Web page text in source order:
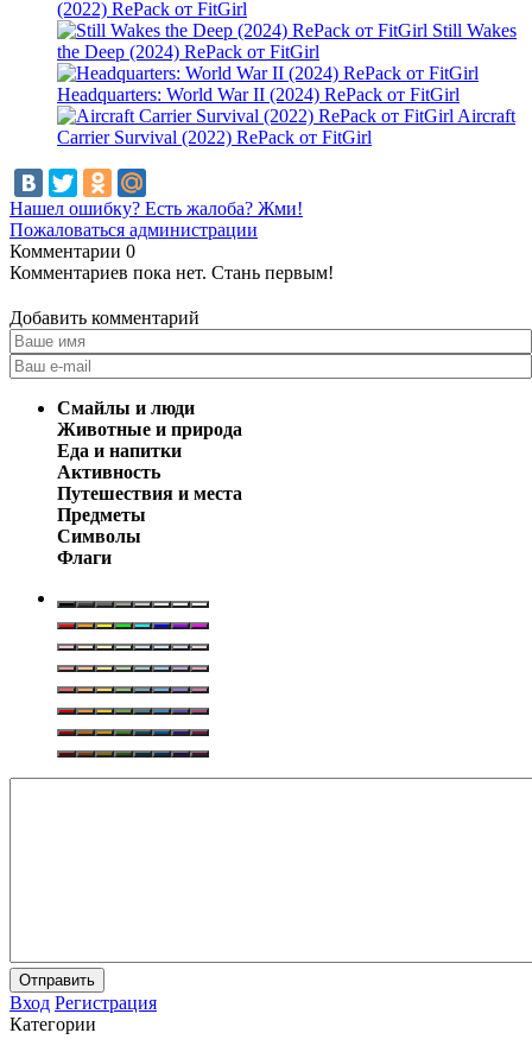
(2022) RePack от FitGirl
Still Wakes
the Deep (2024) RePack от FitGirl
Headquarters: World War II (2024) RePack от FitGirl
Aircraft
Carrier Survival (2022) RePack от FitGirl
Нашел ошибку? Есть жалоба? Жми!
Пожаловаться администрации
Комментарии 0
Комментариев пока нет. Стань первым!
Добавить комментарий
Смайлы и люди
Животные и природа
Еда и напитки
Активность
Путешествия и места
Предметы
Символы
Флаги
Отправить
Вход Регистрация
Категории